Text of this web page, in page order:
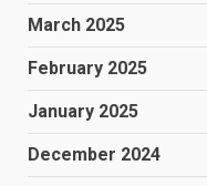
March 2025
February 2025
January 2025
December 2024